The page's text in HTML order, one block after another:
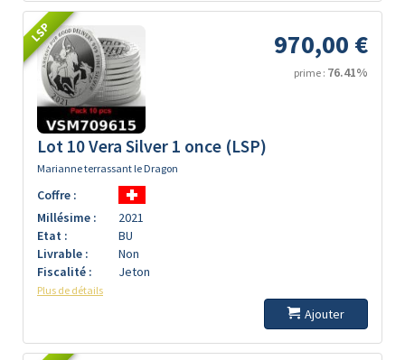
LSP 970,00 €
prime : 76.41%
Lot 10 Vera Silver 1 once (LSP)
Marianne terrassant le Dragon
Coffre :
Millésime :
2021
Etat :
BU
Livrable :
Non
Fiscalité :
Jeton
Plus de détails
Ajouter